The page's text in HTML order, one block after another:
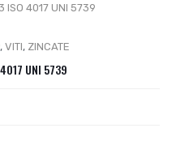
, VITI, ZINCATE
UNI 5739